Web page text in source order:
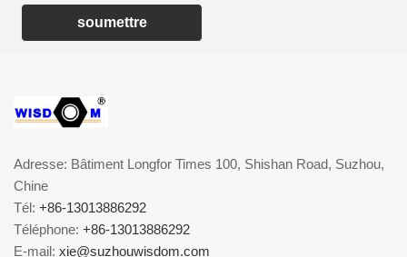
soumettre
Adresse: Bâtiment Longfor Times 100, Shishan Road, Suzhou,
Chine
Tél: +86-13013886292
Téléphone: +86-13013886292
E-mail: xie@suzhouwisdom.com